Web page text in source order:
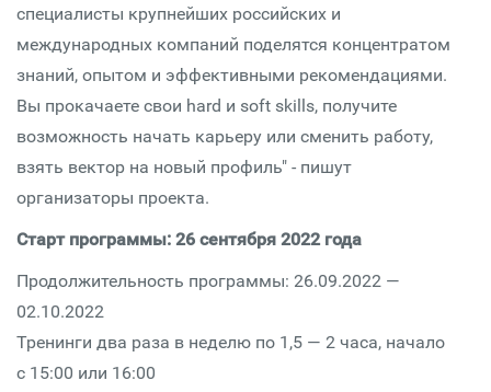
специалисты крупнейших российских и
международных компаний поделятся концентратом
знаний, опытом и эффективными рекомендациями.
Вы прокачаете свои hard и soft skills, получите
возможность начать карьеру или сменить работу,
взять вектор на новый профиль" - пишут
организаторы проекта.
Старт программы: 26 сентября 2022 года
Продолжительность программы: 26.09.2022 —
02.10.2022
Тренинги два раза в неделю по 1,5 — 2 часа, начало
с 15:00 или 16:00